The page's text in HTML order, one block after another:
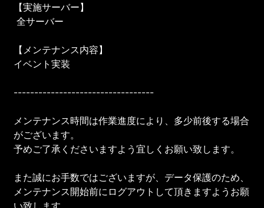
【実施サーバー】
全サーバー
【メンテナンス内容】
イベント実装
----------------------------------
メンテナンス時間は作業進度により、多少前後する場合
がございます。
予めご了承くださいますよう宜しくお願い致します。
また誠にお手数ではございますが、データ保護のため、
メンテナンス開始前にログアウトして頂きますようお願
い致します。